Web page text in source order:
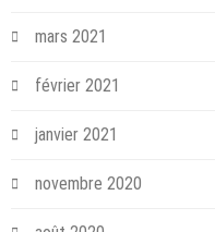
mars 2021
février 2021
janvier 2021
novembre 2020